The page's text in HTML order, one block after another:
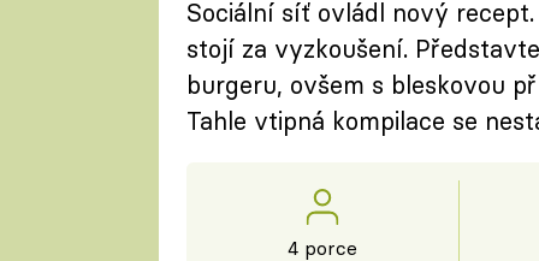
Sociální síť ovládl nový
stojí za vyzkoušení.
burgeru, ovšem s bleskovou
Tahle vtipná kompilace se
4 porce